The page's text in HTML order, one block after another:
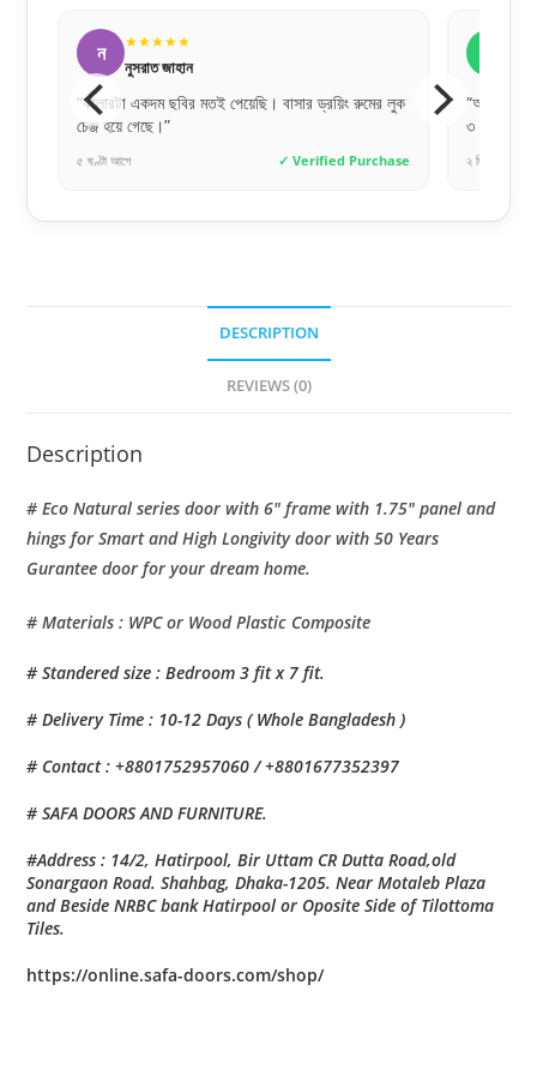
ন ★★★★★
নুসরাত জাহান
“কালারটা একদম ছবির মতই পেয়েছি। বাসার ড্রয়িং রুমের লুক
চেঞ্জ হয়ে গেছে।”
৫ ঘণ্টা আগে ✓ Verified Purchase
“অর্ডার
৩ দিনের
২ দিন আগে
DESCRIPTION
REVIEWS (0)
Description
# Eco Natural series door with 6″ frame with 1.75″ panel and
hings for Smart and High Longivity door with 50 Years
Gurantee door for your dream home.
# Materials : WPC or Wood Plastic Composite
# Standered size : Bedroom 3 fit x 7 fit.
# Delivery Time : 10-12 Days ( Whole Bangladesh )
# Contact : +8801752957060 / +8801677352397
# SAFA DOORS AND FURNITURE.
#Address : 14/2, Hatirpool, Bir Uttam CR Dutta Road,old
Sonargaon Road. Shahbag, Dhaka-1205. Near Motaleb Plaza
and Beside NRBC bank Hatirpool or Oposite Side of Tilottoma
Tiles.
https://online.safa-doors.com/shop/